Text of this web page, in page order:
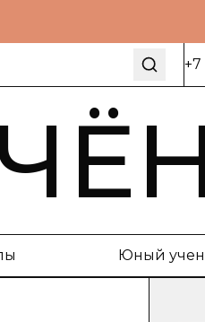
+7
Юный